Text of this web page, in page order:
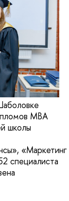
МВА
школы
«Маркетинг
специалиста